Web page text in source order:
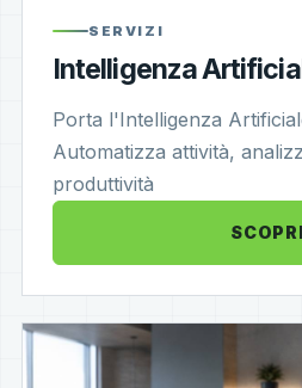
SERVIZI
Intelligenza
Porta l'Intelligenza
Automatizza attività,
produttività
SCOPRI